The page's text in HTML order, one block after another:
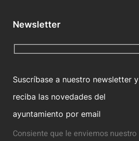
Newsletter
Suscríbase a nuestro newsletter y
reciba las novedades del
ayuntamiento por email
Consiente que le enviemos nuestro